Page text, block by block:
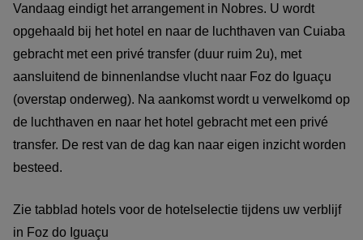
Vandaag eindigt het arrangement in Nobres. U wordt
opgehaald bij het hotel en naar de luchthaven van Cuiaba
gebracht met een privé transfer (duur ruim 2u), met
aansluitend de binnenlandse vlucht naar Foz do Iguaçu
(overstap onderweg). Na aankomst wordt u verwelkomd op
de luchthaven en naar het hotel gebracht met een privé
transfer. De rest van de dag kan naar eigen inzicht worden
besteed.
Zie tabblad hotels voor de hotelselectie tijdens uw verblijf
in Foz do Iguaçu